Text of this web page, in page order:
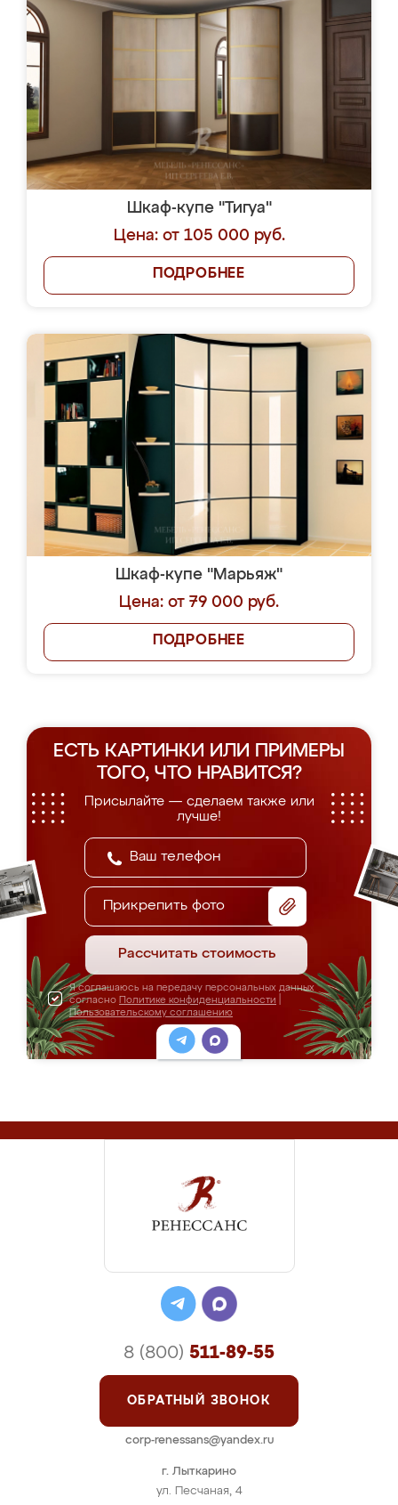
Шкаф-купе "Тигуа"
Цена: от 105 000 руб.
ПОДРОБНЕЕ
Шкаф-купе "Марьяж"
Цена: от 79 000 руб.
ПОДРОБНЕЕ
ЕСТЬ КАРТИНКИ ИЛИ ПРИМЕРЫ
ТОГО, ЧТО НРАВИТСЯ?
Присылайте — сделаем также или
лучше!
Прикрепить фото
Рассчитать стоимость
Я соглашаюсь на передачу персональных данных
согласно Политике конфиденциальности
Пользовательскому соглашению
г. Лыткарино
ул. Песчаная, 4
8 (800) 511-89-55
ОБРАТНЫЙ ЗВОНОК
corp-renessans@yandex.ru